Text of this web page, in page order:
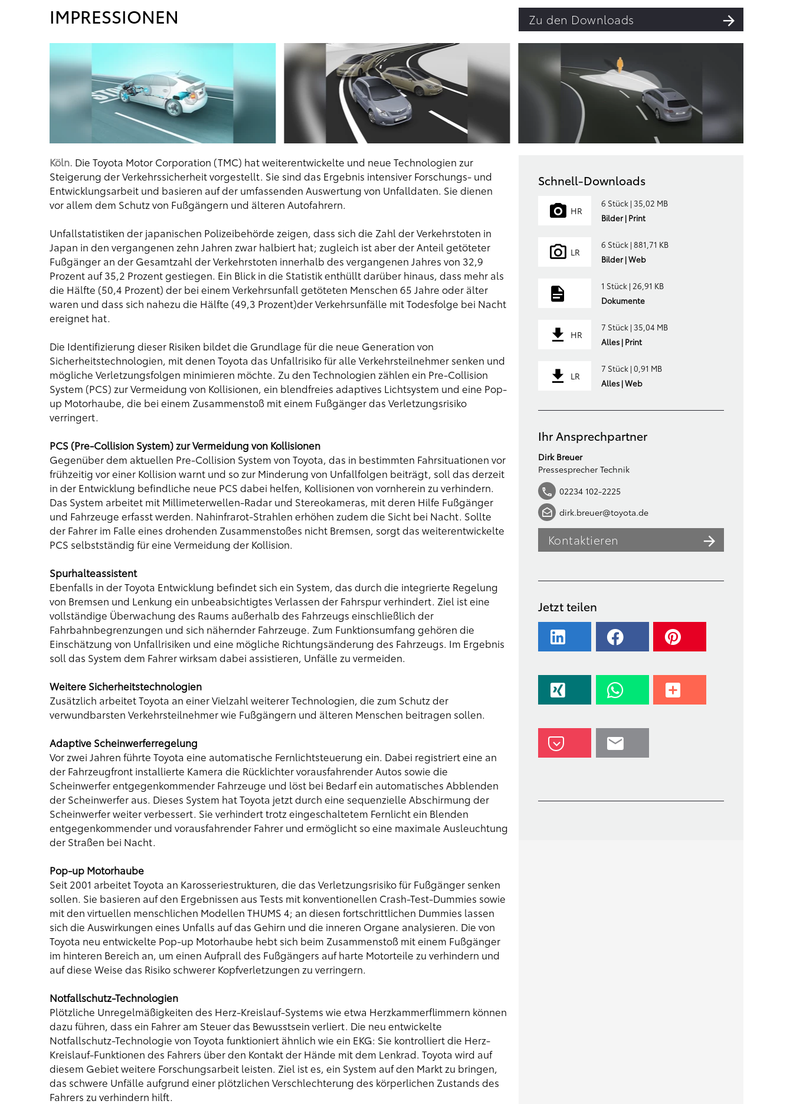
IMPRESSIONEN Zu den Downloads
Köln. Die Toyota Motor Corporation (TMC) hat weiterentwickelte und neue Technologien zur
Steigerung der Verkehrssicherheit vorgestellt. Sie sind das Ergebnis intensiver Forschungs- und
Entwicklungsarbeit und basieren auf der umfassenden Auswertung von Unfalldaten. Sie dienen
vor allem dem Schutz von Fußgängern und älteren Autofahrern.
Unfallstatistiken der japanischen Polizeibehörde zeigen, dass sich die Zahl der Verkehrstoten in
Japan in den vergangenen zehn Jahren zwar halbiert hat; zugleich ist aber der Anteil getöteter
Fußgänger an der Gesamtzahl der Verkehrstoten innerhalb des vergangenen Jahres von 32,9
Prozent auf 35,2 Prozent gestiegen. Ein Blick in die Statistik enthüllt darüber hinaus, dass mehr als
die Hälfte (50,4 Prozent) der bei einem Verkehrsunfall getöteten Menschen 65 Jahre oder älter
waren und dass sich nahezu die Hälfte (49,3 Prozent)der Verkehrsunfälle mit Todesfolge bei Nacht
ereignet hat.
Die Identifizierung dieser Risiken bildet die Grundlage für die neue Generation von
Sicherheitstechnologien, mit denen Toyota das Unfallrisiko für alle Verkehrsteilnehmer senken und
mögliche Verletzungsfolgen minimieren möchte. Zu den Technologien zählen ein Pre-Collision
System (PCS) zur Vermeidung von Kollisionen, ein blendfreies adaptives Lichtsystem und eine Pop-
up Motorhaube, die bei einem Zusammenstoß mit einem Fußgänger das Verletzungsrisiko
verringert.
PCS (Pre-Collision System) zur Vermeidung von Kollisionen
Gegenüber dem aktuellen Pre-Collision System von Toyota, das in bestimmten Fahrsituationen vor
frühzeitig vor einer Kollision warnt und so zur Minderung von Unfallfolgen beiträgt, soll das derzeit
in der Entwicklung befindliche neue PCS dabei helfen, Kollisionen von vornherein zu verhindern.
Das System arbeitet mit Millimeterwellen-Radar und Stereokameras, mit deren Hilfe Fußgänger
und Fahrzeuge erfasst werden. Nahinfrarot-Strahlen erhöhen zudem die Sicht bei Nacht. Sollte
der Fahrer im Falle eines drohenden Zusammenstoßes nicht Bremsen, sorgt das weiterentwickelte
PCS selbstständig für eine Vermeidung der Kollision.
Spurhalteassistent
Ebenfalls in der Toyota Entwicklung befindet sich ein System, das durch die integrierte Regelung
von Bremsen und Lenkung ein unbeabsichtigtes Verlassen der Fahrspur verhindert. Ziel ist eine
vollständige Überwachung des Raums außerhalb des Fahrzeugs einschließlich der
Fahrbahnbegrenzungen und sich nähernder Fahrzeuge. Zum Funktionsumfang gehören die
Einschätzung von Unfallrisiken und eine mögliche Richtungsänderung des Fahrzeugs. Im Ergebnis
soll das System dem Fahrer wirksam dabei assistieren, Unfälle zu vermeiden.
Weitere Sicherheitstechnologien
Zusätzlich arbeitet Toyota an einer Vielzahl weiterer Technologien, die zum Schutz der
verwundbarsten Verkehrsteilnehmer wie Fußgängern und älteren Menschen beitragen sollen.
Adaptive Scheinwerferregelung
Vor zwei Jahren führte Toyota eine automatische Fernlichtsteuerung ein. Dabei registriert eine an
der Fahrzeugfront installierte Kamera die Rücklichter vorausfahrender Autos sowie die
Scheinwerfer entgegenkommender Fahrzeuge und löst bei Bedarf ein automatisches Abblenden
der Scheinwerfer aus. Dieses System hat Toyota jetzt durch eine sequenzielle Abschirmung der
Scheinwerfer weiter verbessert. Sie verhindert trotz eingeschaltetem Fernlicht ein Blenden
entgegenkommender und vorausfahrender Fahrer und ermöglicht so eine maximale Ausleuchtung
der Straßen bei Nacht.
Pop-up Motorhaube
Seit 2001 arbeitet Toyota an Karosseriestrukturen, die das Verletzungsrisiko für Fußgänger senken
sollen. Sie basieren auf den Ergebnissen aus Tests mit konventionellen Crash-Test-Dummies sowie
mit den virtuellen menschlichen Modellen THUMS 4; an diesen fortschrittlichen Dummies lassen
sich die Auswirkungen eines Unfalls auf das Gehirn und die inneren Organe analysieren. Die von
Toyota neu entwickelte Pop-up Motorhaube hebt sich beim Zusammenstoß mit einem Fußgänger
im hinteren Bereich an, um einen Aufprall des Fußgängers auf harte Motorteile zu verhindern und
auf diese Weise das Risiko schwerer Kopfverletzungen zu verringern.
Notfallschutz-Technologien
Plötzliche Unregelmäßigkeiten des Herz-Kreislauf-Systems wie etwa Herzkammerflimmern können
dazu führen, dass ein Fahrer am Steuer das Bewusstsein verliert. Die neu entwickelte
Notfallschutz-Technologie von Toyota funktioniert ähnlich wie ein EKG: Sie kontrolliert die Herz-
Kreislauf-Funktionen des Fahrers über den Kontakt der Hände mit dem Lenkrad. Toyota wird auf
diesem Gebiet weitere Forschungsarbeit leisten. Ziel ist es, ein System auf den Markt zu bringen,
das schwere Unfälle aufgrund einer plötzlichen Verschlechterung des körperlichen Zustands des
Fahrers zu verhindern hilft.
Schnell-Downloads
HR
6 Stück | 35,02 MB
Bilder | Print
LR
6 Stück | 881,71 KB
Bilder | Web
1 Stück | 26,91 KB
Dokumente
HR
7 Stück | 35,04 MB
Alles | Print
LR
7 Stück | 0,91 MB
Alles | Web
Ihr Ansprechpartner
Dirk Breuer
Pressesprecher Technik
02234 102-2225
dirk.breuer@toyota.de
Kontaktieren
Jetzt teilen